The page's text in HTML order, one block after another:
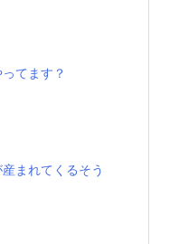
ってます？
まれてくるそう